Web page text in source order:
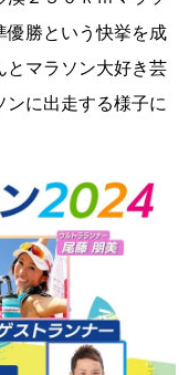
優勝という快挙を成
とマラソン大好き芸
ンに出走する様子に